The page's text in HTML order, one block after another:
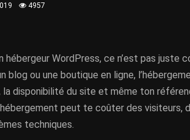
4957
hébergeur WordPress, ce n’est pas juste
blog ou une boutique en ligne,
la disponibilité du site et même ton
peut te coûter des visiteurs,
techniques.